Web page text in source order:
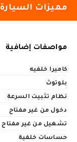
مميزات السيارة
مواصفات إضافية
كاميرا خلفيه
بلوتوث
نظام تثبيت السرعة
دخول من غير مفتاح
تشغيل من غير مفتاح
حساسات خلفية